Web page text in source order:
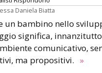
Daniela Biatta
un bambino nello
significa,
comunicativo,
ma propositivi. »